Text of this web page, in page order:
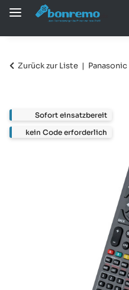
Zurück zur Liste